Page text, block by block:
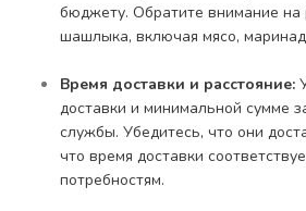
бюджету. Обратите внимание на
шашлыка, включая мясо,
Время доставки и расстояние:
доставки и минимальной сумме
службы. Убедитесь, что они
что время доставки
потребностям.